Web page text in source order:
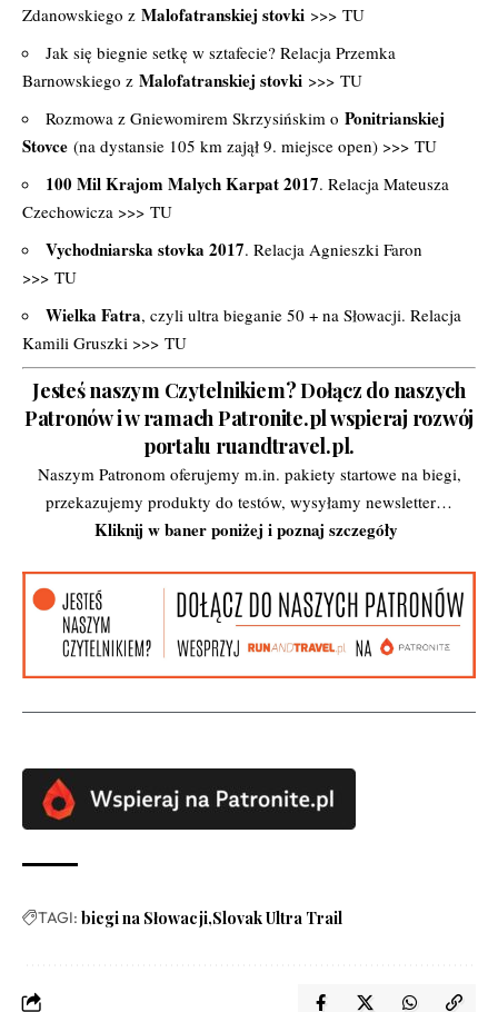
Zdanowskiego z Malofatranskiej stovki >>> TU
Jak się biegnie setkę w sztafecie? Relacja Przemka
Barnowskiego z Malofatranskiej stovki >>> TU
Rozmowa z Gniewomirem Skrzysińskim o Ponitrianskiej
Stovce (na dystansie 105 km zajął 9. miejsce open) >>> TU
100 Mil Krajom Malych Karpat 2017. Relacja Mateusza
Czechowicza >>> TU
Vychodniarska stovka 2017. Relacja Agnieszki Faron
>>> TU
Wielka Fatra, czyli ultra bieganie 50 + na Słowacji. Relacja
Kamili Gruszki >>> TU
Jesteś naszym Czytelnikiem? Dołącz do naszych
Patronów i w ramach Patronite.pl wspieraj rozwój
portalu ruandtravel.pl.
Naszym Patronom oferujemy m.in. pakiety startowe na biegi,
przekazujemy produkty do testów, wysyłamy newsletter…
Kliknij w baner poniżej i poznaj szczegóły
TAGI: biegi na Słowacji Slovak Ultra Trail